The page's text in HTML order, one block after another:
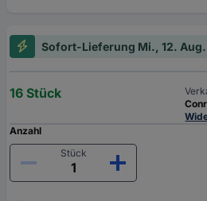
Sofort-Lieferung Mi., 12. Aug.
16 Stück
Anzahl
Stück